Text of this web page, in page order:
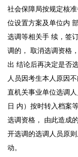
社会保障局按规定核
位设置方案及单位内
选调等相关手 续，签
调的， 取消选调资格
出 结论后再决定是否
人员因考生本人原因
直机关事业单位选调
日 内）按时转入档案
选调资格， 由此造成
开选调的选调人员原
动。